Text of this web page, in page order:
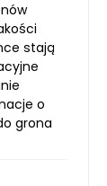
stają
o
grona